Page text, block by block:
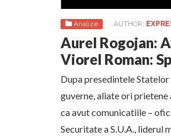
Analize AUTHOR:
Aurel Rogojan:
Viorel Roman:
Dupa presedintele
guverne, aliate ori
ca avut comunicatiile –
Securitate a S.U.A., liderul